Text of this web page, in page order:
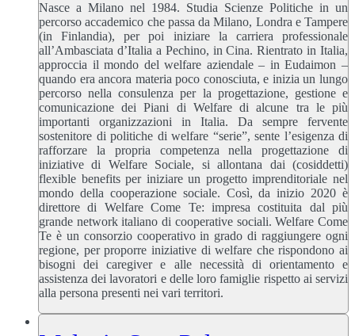
Nasce a Milano nel 1984. Studia Scienze Politiche in un
percorso accademico che passa da Milano, Londra e Tampere
(in Finlandia), per poi iniziare la carriera professionale
all’Ambasciata d’Italia a Pechino, in Cina. Rientrato in Italia,
approccia il mondo del welfare aziendale – in Eudaimon –
quando era ancora materia poco conosciuta, e inizia un lungo
percorso nella consulenza per la progettazione, gestione e
comunicazione dei Piani di Welfare di alcune tra le più
importanti organizzazioni in Italia. Da sempre fervente
sostenitore di politiche di welfare “serie”, sente l’esigenza di
rafforzare la propria competenza nella progettazione di
iniziative di Welfare Sociale, si allontana dai (cosiddetti)
flexible benefits per iniziare un progetto imprenditoriale nel
mondo della cooperazione sociale. Così, da inizio 2020 è
direttore di Welfare Come Te: impresa costituita dal più
grande network italiano di cooperative sociali. Welfare Come
Te è un consorzio cooperativo in grado di raggiungere ogni
regione, per proporre iniziative di welfare che rispondono ai
bisogni dei caregiver e alle necessità di orientamento e
assistenza dei lavoratori e delle loro famiglie rispetto ai servizi
alla persona presenti nei vari territori.